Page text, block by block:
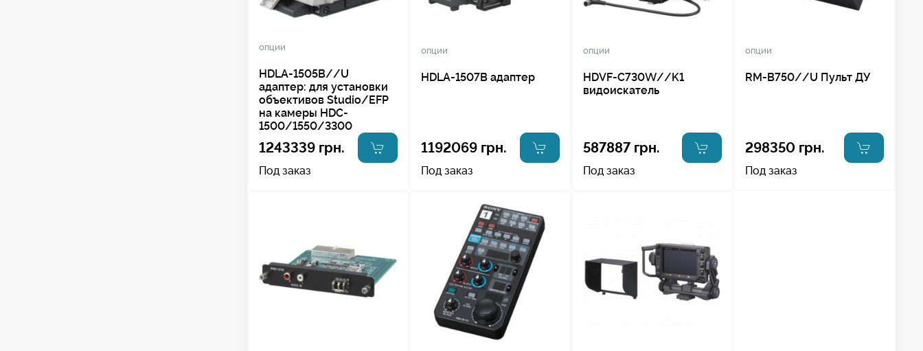
опции
HDLA-1505B//U
адаптер: для установки
объективов Studio/EFP
на камеры HDC-
1500/1550/3300
1243339 грн.
Под заказ
опции
HDLA-1507B адаптер
1192069 грн.
Под заказ
опции
HDVF-C730W//K1
видоискатель
587887 грн.
Под заказ
опции
RM-B750//U Пульт ДУ
298350 грн.
Под заказ